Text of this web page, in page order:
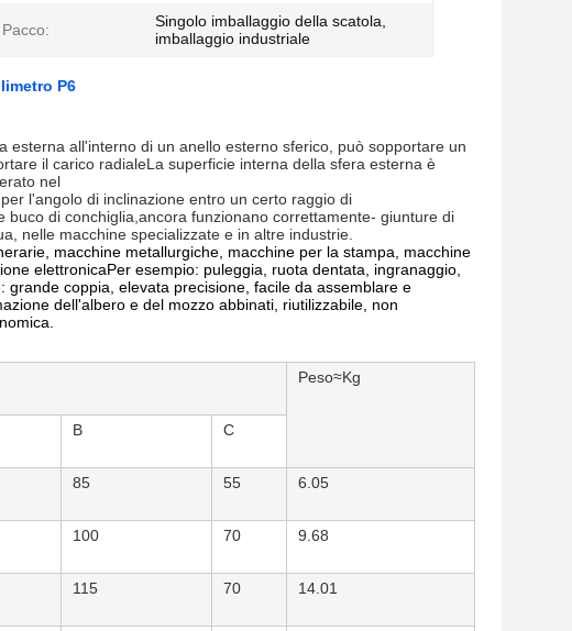
Pacco:
Singolo imballaggio della scatola,
imballaggio industriale
P6
all'interno di un anello esterno sferico, può sopportare un
il carico radialeLa superficie interna della sfera esterna è
nel
l'angolo di inclinazione entro un certo raggio di
di conchiglia,ancora funzionano correttamente- giunture di
nelle macchine specializzate e in altre industrie.
macchine metallurgiche, macchine per la stampa, macchine
elettronicaPer esempio: puleggia, ruota dentata, ingranaggio,
coppia, elevata precisione, facile da assemblare e
dell'albero e del mozzo abbinati, riutilizzabile, non
Peso≈Kg
B C
85 55 6.05
100 70 9.68
115 70 14.01